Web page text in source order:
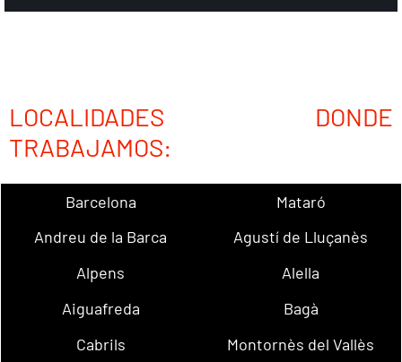
LOCALIDADES DONDE
TRABAJAMOS:
Barcelona
Mataró
Andreu de la Barca
Agustí de Lluçanès
Alpens
Alella
Aiguafreda
Bagà
Cabrils
Montornès del Vallès